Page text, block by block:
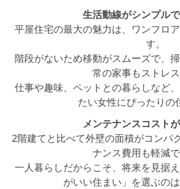
家づくりの知識
企業情報
お問い合わせ
生活動線がシンプル
平屋住宅の最大の魅力は、ワンフロ
す。
階段がないため移動がスムーズで、
常の家事もストレス
仕事や趣味、ペットとの暮らしなど
たい女性にぴったりの
メンテナンスコスト
2階建てと比べて外壁の面積がコンパ
ナンス費用も軽減で
一人暮らしだからこそ、将来を見据
がいい住まい」を選ぶのは